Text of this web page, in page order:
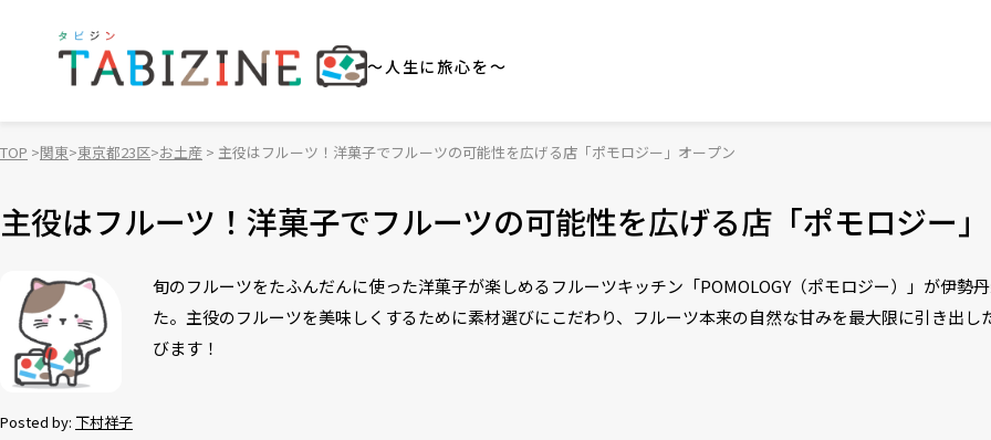
～人生に旅心を～
TOP 関東 東京都23区 お土産 主役はフルーツ！洋菓子でフルーツの可能性を広げる店「ポモロジー」オープン
主役はフルーツ！洋菓子でフルーツの可能性を広げる店「ポモロジー
Posted by: 下村祥子
旬のフルーツをたふんだんに使った洋菓子が楽しめるフルーツキッチン「POMOLOGY（ポモロジー）」が伊勢
た。主役のフルーツを美味しくするために素材選びにこだわり、フルーツ本来の自然な甘みを最大限に引き出し
びます！